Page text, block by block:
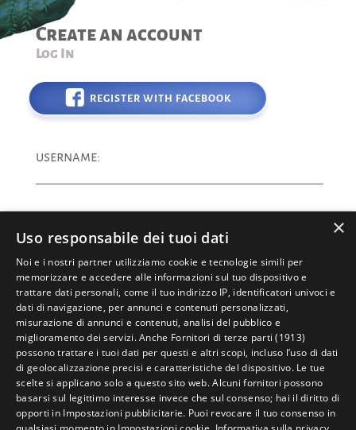
Create an account
Log In
REGISTER WITH FACEBOOK
username:
email address:
password:
I accept the Terms of Service.
I certify being over the age of 16.
×
Uso responsabile dei tuoi dati
Noi e i nostri partner utilizziamo cookie e tecnologie simili per
memorizzare e accedere alle informazioni sul tuo dispositivo e
trattare dati personali, come il tuo indirizzo IP, identificatori univoci e
dati di navigazione, per annunci e contenuti personalizzati,
misurazione di annunci e contenuti, analisi del pubblico e
miglioramento dei servizi. Anche Fornitori di terze parti (1913)
possono trattare i tuoi dati per questi e altri scopi, incluso l’uso di dati
di geolocalizzazione precisi e caratteristiche del dispositivo. Le tue
scelte si applicano solo a questo sito web. Alcuni fornitori possono
basarsi sul legittimo interesse invece che sul consenso; hai il diritto di
opporti in Impostazioni pubblicitarie. Puoi revocare il tuo consenso in